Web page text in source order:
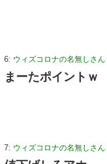
6: ウィズコロナの名無しさん
まーたポイントｗ
7: ウィズコロナの名無しさん